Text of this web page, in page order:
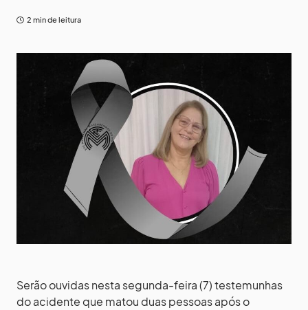
2 min de leitura
Serão ouvidas nesta segunda-feira (7) testemunhas
do acidente que matou duas pessoas após o